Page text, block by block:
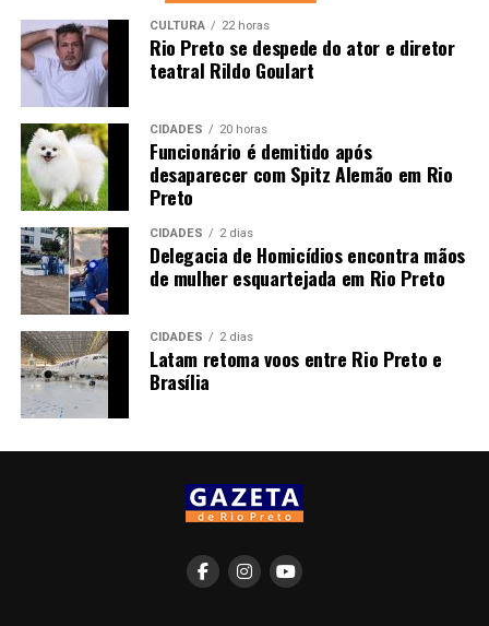
CULTURA 22 horas
Rio Preto se despede do ator e diretor
teatral Rildo Goulart
CIDADES 20 horas
Funcionário é demitido após
desaparecer com Spitz Alemão em Rio
Preto
CIDADES 2 dias
Delegacia de Homicídios encontra mãos
de mulher esquartejada em Rio Preto
CIDADES 2 dias
Latam retoma voos entre Rio Preto e
Brasília